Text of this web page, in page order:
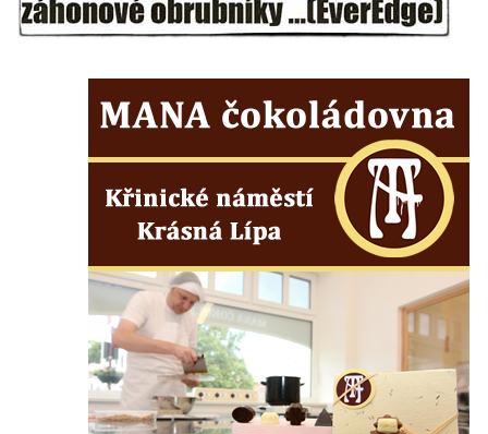
Kaple Anděla Strážce na Valdeku
Hřbitovní kaple v Lipové
svatých Šimona a Judy v Lipové u Šluknova
Hřbitovní kaple v Lobendavě
Kostel Navštívení Panny Marie v
Lobendavě
Márnice na bývalém hřbitově u kostela
Kaple svaté Anny na Anenském vrchu u
Lobendavy
Kostel svaté Máří Magdalény v Krásné Lípě
Kostel Narození svatého Jana Křtitele v
Kamenickém Šenově